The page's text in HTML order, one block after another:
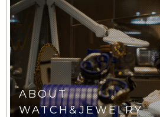
ABOUT
WATCH&JEWELRY